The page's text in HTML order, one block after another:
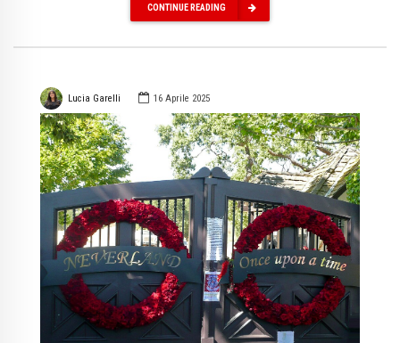
CONTINUE READING
Lucia Garelli 16 Aprile 2025